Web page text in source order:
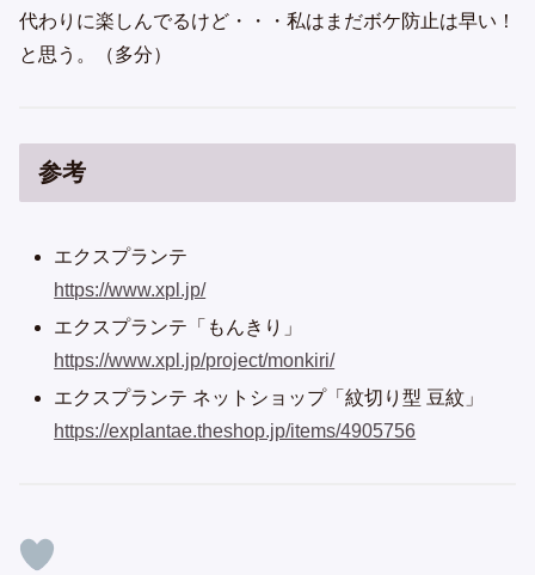
代わりに楽しんでるけど・・・私はまだボケ防止は早い！
と思う。（多分）
参考
エクスプランテ
https://www.xpl.jp/
エクスプランテ「もんきり」
https://www.xpl.jp/project/monkiri/
エクスプランテ ネットショップ「紋切り型 豆紋」
https://explantae.theshop.jp/items/4905756